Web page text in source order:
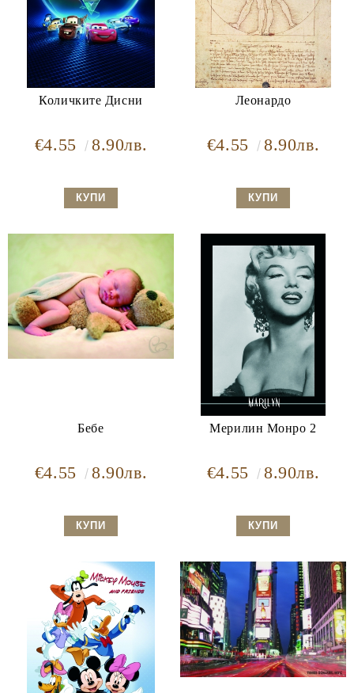
Количките Дисни
€4.55 8.90лв.
Леонардо
€4.55 8.90лв.
Бебе
€4.55 8.90лв.
Мерилин Монро 2
€4.55 8.90лв.